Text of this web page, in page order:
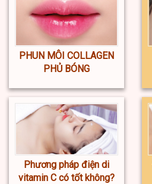
PHUN MÔI COLLAGEN
PHỦ BÓNG
Phương pháp điện di
vitamin C có tốt không?